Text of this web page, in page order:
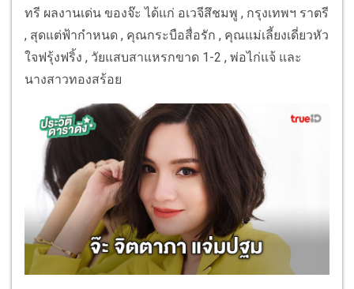
ทรี ผลงานเด่น ของจ๊ะ ได้แก่ อเวจีสึชมพู , กรุงเทพฯ ราตรี
, สุดแต่ฟ้ากำหนด , คุณกระบือสื่อรัก , คุณแม่เลี้ยงเดี่ยวหัว
ใจฟรุ้งฟริ้ง , วัยแสบสาแหรกขาด 1-2 , พ่อไก่แจ้ และ
นางสาวทองสร้อย